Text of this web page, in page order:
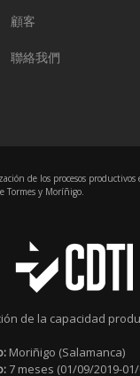
顧客
聯絡我們
de los procesos
Tormes y Moríñigo.
de la capacidad
Moriñigo (Salamanca)
7 meses (01/09/2019-